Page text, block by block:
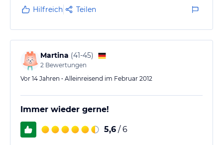
Zimmer: guter Standard, Moskitonetze, Klimaanlage
auf Wunsch, großzügige Zimmer an Terrasse gelegen,
auf der auch die Mahlzeiten serviert werden, alles ist
sehr sauber !!!
Service: absolut zuvorkommend, auf Wunsch
persönlicher Flughafentransfer, alle
Hilfreich Teilen
Martina (41-45)
2 Bewertungen
Vor 14 Jahren • Alleinreisend im Februar 2012
Immer wieder gerne!
5,6 / 6